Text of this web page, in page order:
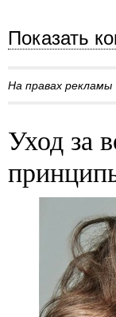
Показать
На правах рекламы
Уход за